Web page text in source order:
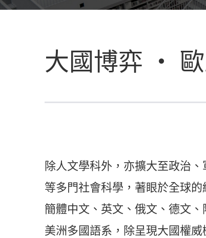
大國博弈 ‧
除人文學科外，亦擴大至政治
等多門社會科學，著眼於全球
簡體中文、英文、俄文、德文
美洲多國語系，除呈現大國權